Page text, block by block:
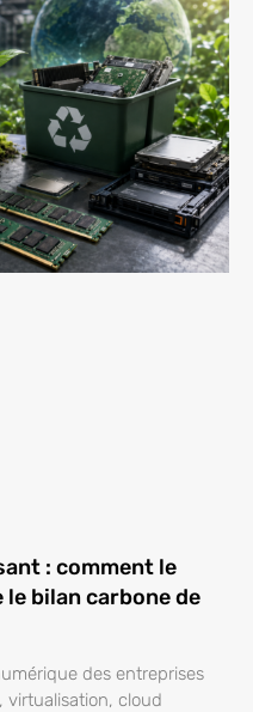
: comment le
le bilan carbone de
des entreprises
virtualisation, cloud